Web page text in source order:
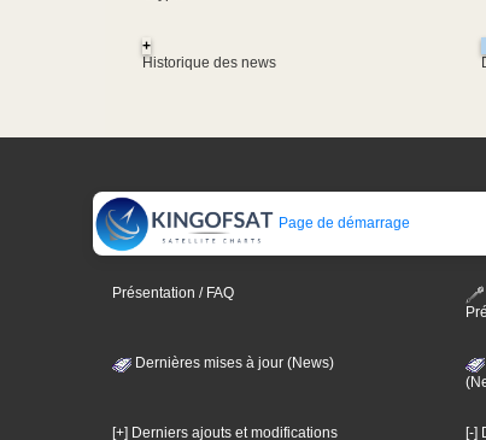
+
Historique des news
Page de démarrage
Présentation / FAQ
Dernières mises à jour (News)
[+] Derniers ajouts et modifications [-]